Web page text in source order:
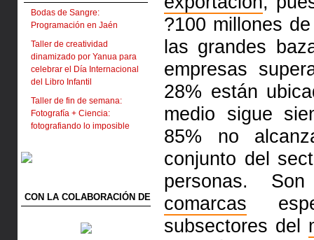
Bodas de Sangre:
Programación en Jaén
Taller de creatividad
dinamizado por Yanua para
celebrar el Día Internacional
del Libro Infantil
Taller de fin de semana:
Fotografía + Ciencia:
fotografiando lo imposible
CON LA COLABORACIÓN DE
?100 millones
las grandes
empresas
28% están
medio sigue
85% no
conjunto del
personas.
comarcas
subsectores del